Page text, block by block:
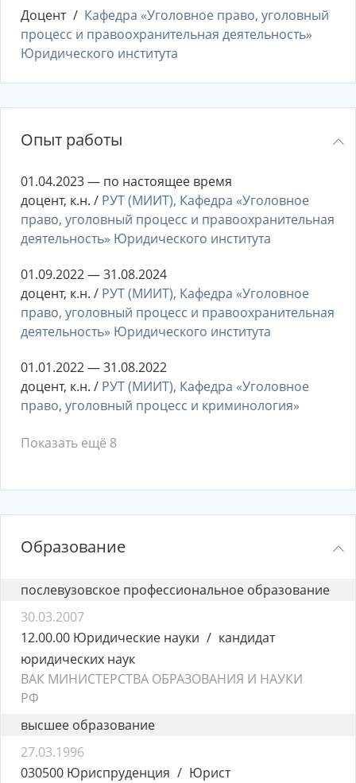
Доцент
Кафедра «Уголовное право, уголовный
процесс и правоохранительная деятельность»
Юридического института
Опыт работы
01.04.2023 — по настоящее время
доцент, к.н. / РУТ (МИИТ), Кафедра «Уголовное
право, уголовный процесс и правоохранительная
деятельность» Юридического института
01.09.2022 — 31.08.2024
доцент, к.н. / РУТ (МИИТ), Кафедра «Уголовное
право, уголовный процесс и правоохранительная
деятельность» Юридического института
01.01.2022 — 31.08.2022
доцент, к.н. / РУТ (МИИТ), Кафедра «Уголовное
право, уголовный процесс и криминология»
Показать ещё 8
Образование
послевузовское профессиональное образование
30.03.2007
12.00.00 Юридические науки
кандидат
юридических наук
ВАК МИНИСТЕРСТВА ОБРАЗОВАНИЯ И НАУКИ
РФ
высшее образование
27.03.1996
030500 Юриспруденция
Юрист